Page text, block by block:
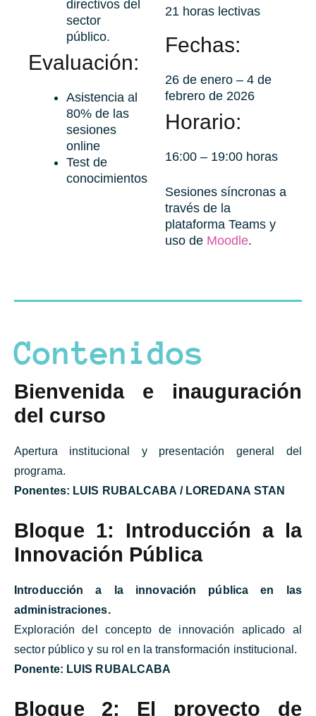
directivos del
sector
público.
Evaluación:
Asistencia al
80% de las
sesiones
online
Test de
conocimientos
21 horas lectivas
Fechas:
26 de enero – 4 de
febrero de 2026
Horario:
16:00 – 19:00 horas
Sesiones síncronas a
través de la
plataforma Teams y
uso de Moodle.
Contenidos
Bienvenida e inauguración
del curso
Apertura institucional y presentación general del
programa.
Ponentes: LUIS RUBALCABA / LOREDANA STAN
Bloque 1: Introducción a la
Innovación Pública
Introducción a la innovación pública en las
administraciones.
Exploración del concepto de innovación aplicado al
sector público y su rol en la transformación institucional.
Ponente: LUIS RUBALCABA
Bloque 2: El proyecto de